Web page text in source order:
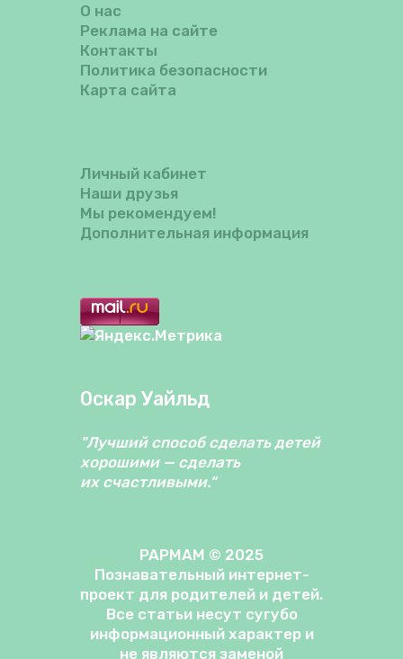
О нас
Реклама на сайте
Контакты
Политика безопасности
Карта сайта
Личный кабинет
Наши друзья
Мы рекомендуем!
Дополнительная информация
Оскар Уайльд
"Лучший способ сделать детей
хорошими — сделать
их счастливыми."
PAPMAM © 2025
Познавательный интернет-
проект для родителей и детей.
Все статьи несут сугубо
информационный характер и
не являются заменой